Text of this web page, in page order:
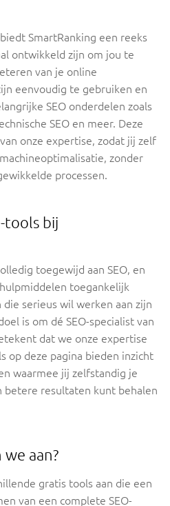
biedt SmartRanking een reeks
ontwikkeld zijn om jou te
van je online
eenvoudig te gebruiken en
SEO onderdelen zoals
SEO en meer. Deze
onze expertise, zodat jij zelf
zonder
processen.
tools bij
toegewijd aan SEO, en
toegankelijk
serieus wil werken aan zijn
is om dé SEO-specialist van
dat we onze expertise
op deze pagina bieden inzicht
waarmee jij zelfstandig je
betere resultaten kunt behalen
aan?
gratis tools aan die een
van een complete SEO-